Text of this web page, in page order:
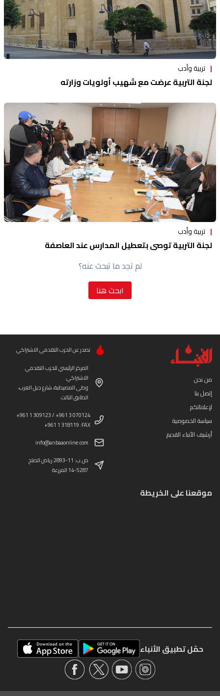
تربية وأدب
لجنة التربية عرضت مع شهيب أولويات وزارته
تربية وأدب
لجنة التربية توصي بتعطيل المدارس عند العاصفة
لم تجد ما تبحث عنه؟
ابحث هنا
من نحن
إتصل بنا
لإعلاناتكم
سياسة الخصوصية
أرشيف الأنباء القديم
تصدر عن الحزب التقدمي الاشتراكي
المركز الرئيسي للحزب التقدمي
الاشتراكي
وطى المصيطبة، شارع جبل العرب،
الطابق الثالث
+961 1 309123 / +961 3 070124
+961 1 318119 :FAX
info@anbaaonline.com
ص.ب: 11-2893 رياض الصلح
14-5287 المزرعة
موقعنا على الخريطة
حمّل تطبيق الأنباء